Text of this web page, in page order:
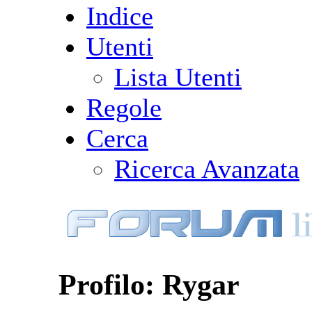
Indice
Utenti
Lista Utenti
Regole
Cerca
Ricerca Avanzata
Profilo: Rygar